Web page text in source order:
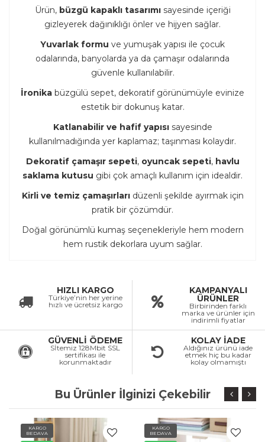
Ürün, büzgü kapaklı tasarımısayesinde içeriği
gizleyerek dağınıklığı önler ve hijyen sağlar.
Yuvarlak formu ve yumuşak yapısı ile çocuk
odalarında, banyolarda ya da çamaşır odalarında
güvenle kullanılabilir.
İronika büzgülü sepet, dekoratif görünümüyle evinize
estetik bir dokunuş katar.
Katlanabilir ve hafif yapısısayesinde
kullanılmadığında yer kaplamaz; taşınması kolaydır.
Dekoratif çamaşır sepeti, oyuncak sepeti, havlu
saklama kutusu gibi çok amaçlı kullanım için idealdir.
Kirli ve temiz çamaşırlarıdüzenli şekilde ayırmak için
pratik bir çözümdür.
Doğal görünümlü kumaş seçenekleriyle hem modern
hem rustik dekorlara uyum sağlar.
HIZLI KARGO
Türkiye’nin her yerine
hızlı ve ücretsiz kargo
KAMPANYALI
ÜRÜNLER
Birbirinden farklı
marka ve ürünler için
indirimli fiyatlar
GÜVENLİ ÖDEME
Sİtemiz 128Mbit SSL
sertifikası ile
korunmaktadır
KOLAY İADE
Aldığınız ürünü iade
etmek hiç bu kadar
kolay olmamıştı
Bu Ürünler İlginizi Çekebilir
KARGO
BEDAVA
KARGO
BEDAVA